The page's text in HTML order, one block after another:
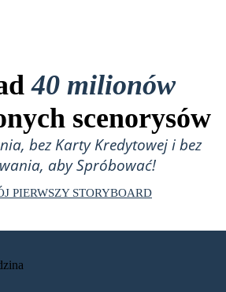
40 milionów
scenorysów
bez Karty Kredytowej i bez
aby Spróbować!
PIERWSZY STORYBOARD